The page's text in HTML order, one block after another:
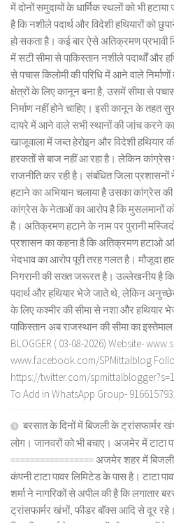
में दोनों समुदायों के धार्मिक स्थलों को भी
है कि नशीले पदार्थ और विदेशी हथियारों को
हो सकता है। कई बार ऐसे अतिक्रमण प्रभावी
में सटी सीमा से पाकिस्तान नशीले पदार्थों और
से पचास किलोमी की परिधि में आने वाले निर्माणों
क्षेत्रों के लिए कानून बना है, उसमें सीमा से
निर्माण नहीं होने चाहिए। इसी कानून के तहत
दायरे में आने वाले सभी स्थानों की जांच करने
खाजूवाला में जब्त हेरोइन और विदेशी हथियार
हरकतों से बाज नहीं आ रहा है। लेकिन कांग्रेस
राजनीति कर रही है। संबंधित जिला प्रशासनों
हटाने का अभियान चलाया है उसका कांग्रेस की
कांग्रेस के नेताओं का आरोप है कि मुसलमानों को
है। अतिक्रमण हटाने के नाम पर पुरानी मस्जिदों
प्रशासन का कहना है कि अतिक्रमण हटाओ
भेदभाव का आरोप पूरी तरह गलत है। मौजूदा
निगरानी की सख्त जरूरत है। उल्लेखनीय है
पदार्थ और हथियार भेजे जाते थे, लेकिन अनुच्छेद
के लिए कश्मीर की सीमा से नशा और हथियार
पाकिस्तान अब राजस्थान की सीमा का
BLOGGER ( 03-08-2026) Website-
www.facebook.com/SPMittalblog
https://twitter.com/
To Add in WhatsApp Group-
बरसात के दिनों में बिजली के ट्रांसफार्मर
लोग। जानवरों को भी बचाए। अजमेर में टाटा
================= अजमेर शहर में बिजली
कंपनी टाटा पावर लिमिटेड के पास है। टाटा
शर्मा ने नागरिकों से अपील की है कि लगातार
ट्रांसफार्मर खंभों, फीडर बॉक्स आदि से दूर